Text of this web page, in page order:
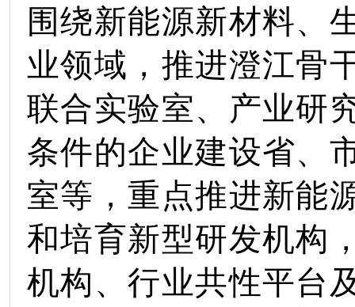
围绕新能源新材料、
业领域，推进澄江骨
联合实验室、产业研
条件的企业建设省、
室等，重点推进新能
和培育新型研发机构
机构、行业共性平台